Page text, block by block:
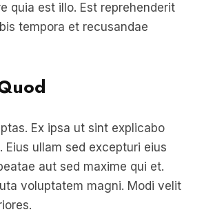
quia est illo. Est reprehenderit
tempora et recusandae
Ex ipsa ut sint explicabo
Eius ullam sed excepturi eius
aut sed maxime qui et.
voluptatem magni. Modi velit